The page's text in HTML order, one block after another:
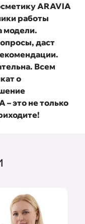
ARAVIA
работы
модели.
даст
Всем
о
– это не только